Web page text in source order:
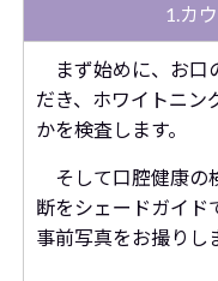
1.カ
まず始めに、お口
だき、ホワイトニン
かを検査します。
そして口腔健康の
断をシェードガイド
事前写真をお撮りし